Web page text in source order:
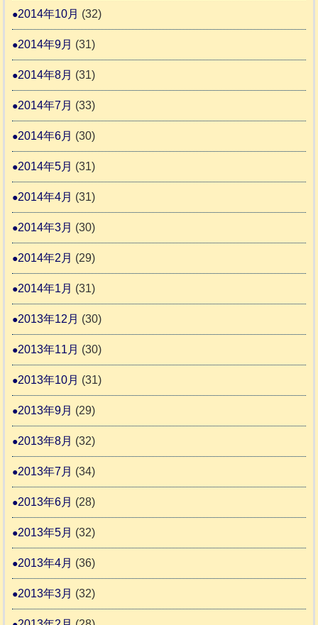
2014年10月 (32)
2014年9月 (31)
2014年8月 (31)
2014年7月 (33)
2014年6月 (30)
2014年5月 (31)
2014年4月 (31)
2014年3月 (30)
2014年2月 (29)
2014年1月 (31)
2013年12月 (30)
2013年11月 (30)
2013年10月 (31)
2013年9月 (29)
2013年8月 (32)
2013年7月 (34)
2013年6月 (28)
2013年5月 (32)
2013年4月 (36)
2013年3月 (32)